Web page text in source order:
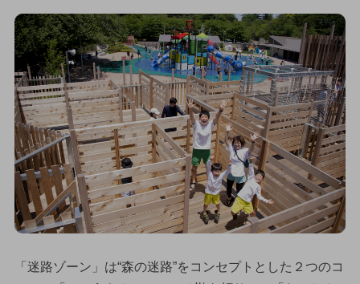
「迷路ゾーン」は“森の迷路”をコンセプトとした２つのコ